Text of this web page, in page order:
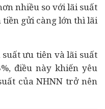
nhiều so với lãi suất
gửi càng lớn thì lãi
ưu tiên và lãi suất
điều này khiến yêu
của NHNN trở nên